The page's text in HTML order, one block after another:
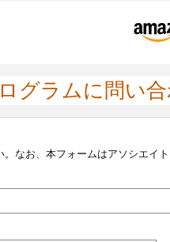
グラムに問い
なお、本フォームはアソシエイ